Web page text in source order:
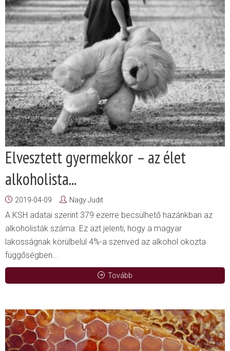
Elvesztett gyermekkor – az élet
alkoholista...
2019-04-09 Nagy Judit
A KSH adatai szerint 379 ezerre becsülhető hazánkban az
alkoholisták száma. Ez azt jelenti, hogy a magyar
lakosságnak körülbelül 4%-a szenved az alkohol okozta
függőségben...
Tovább